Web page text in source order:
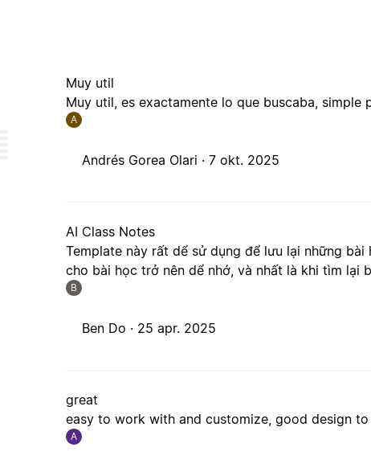
Muy util
Muy util, es exactamente lo que buscaba, simple
A
Andrés Gorea Olari ·7 okt. 2025
AI Class Notes
Template này rất dể sử dụng để lưu lại những
cho bài học trở nên dể nhớ, và nhất là khi tìm lại
B
Ben Do · 25 apr. 2025
great
easy to work with and customize, good design
A